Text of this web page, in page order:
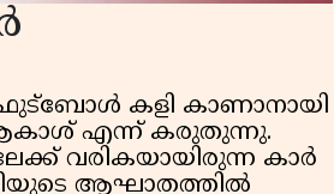
ഫുട്ബോൾ കളി കാണാനായി
എന്ന് കരുതുന്നു.
വരികയായിരുന്ന കാർ
ആഘാതത്തിൽ